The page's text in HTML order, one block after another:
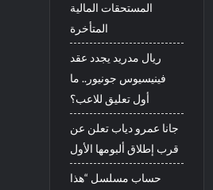
المستحقات المالية
المتأخرة
ريال مدريد يجدد عقد
فينيسيوس جونيور.. ما
أول تعليق للاعب؟
جانا عمرو دياب تعلن عن
قرب إطلاق ألبومها الأول
حساب مسلسل “هذا